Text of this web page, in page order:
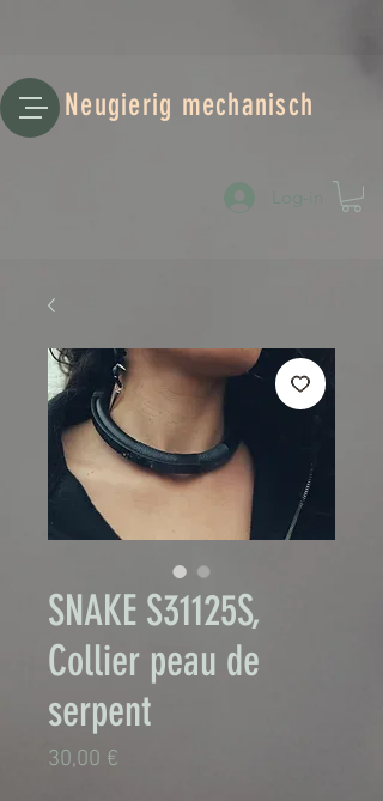
Neugierig mechanisch
Log-in
SNAKE S31125S,
Collier peau de
serpent
30,00 €